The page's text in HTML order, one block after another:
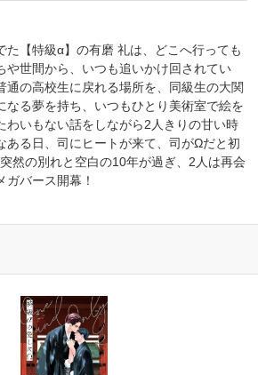
た【特級α】の有磨 礼は、どこへ行っても
や世間から、いつも追いかけ回されてい
通の高校生に戻れる場所を、同級生の大関
なる夢を持ち、いつもひとり美術室で絵を
わいもない話をしながら2人きりの甘い時
ある日、司にヒートが来て、司がΩだと初
然の別れと空白の10年が過ぎ、2人は再会
バース開幕！